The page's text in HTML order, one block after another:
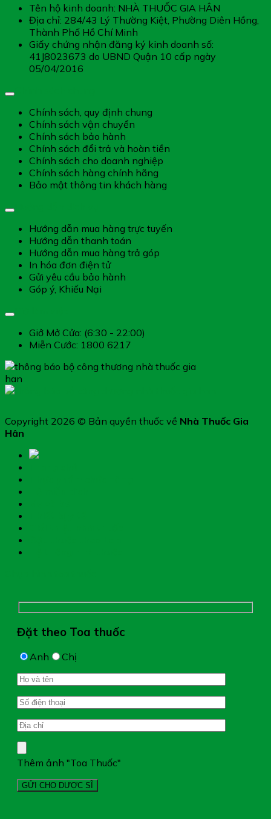
Tên hộ kinh doanh: NHÀ THUỐC GIA HÂN
Địa chỉ: 284/43 Lý Thường Kiệt, Phường Diên Hồng,
Thành Phố Hồ Chí Minh
Giấy chứng nhận đăng ký kinh doanh số:
41J8023673 do UBND Quận 10 cấp ngày
05/04/2016
Chính sách, quy định chung
Chính sách vận chuyển
Chính sách bảo hành
Chính sách đổi trả và hoàn tiền
Chính sách cho doanh nghiệp
Chính sách hàng chính hãng
Bảo mật thông tin khách hàng
Hướng dẫn mua hàng trực tuyến
Hướng dẫn thanh toán
Hướng dẫn mua hàng trả góp
In hóa đơn điện tử
Gửi yêu cầu bảo hành
Góp ý, Khiếu Nại
Giở Mở Cửa: (6:30 - 22:00)
Miễn Cước: 1800 6217
Copyright 2026 © Bản quyền thuốc về Nhà Thuốc Gia
Hân
Đặt theo Toa thuốc
Anh Chị
Thêm ảnh "Toa Thuốc"